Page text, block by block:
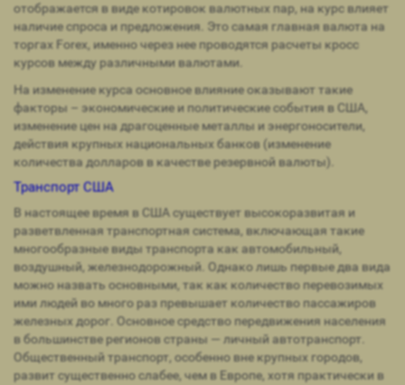
отображается в виде котировок валютных пар, на курс влияет
наличие спроса и предложения. Это самая главная валюта на
торгах Forex, именно через нее проводятся расчеты кросс
курсов между различными валютами.
На изменение курса основное влияние оказывают такие
факторы – экономические и политические события в США,
изменение цен на драгоценные металлы и энергоносители,
действия крупных национальных банков (изменение
количества долларов в качестве резервной валюты).
Транспорт США
В настоящее время в США существует высокоразвитая и
разветвленная транспортная система, включающая такие
многообразные виды транспорта как автомобильный,
воздушный, железнодорожный. Однако лишь первые два вида
можно назвать основными, так как количество перевозимых
ими людей во много раз превышает количество пассажиров
железных дорог. Основное средство передвижения населения
в большинстве регионов страны — личный автотранспорт.
Общественный транспорт, особенно вне крупных городов,
развит существенно слабее, чем в Европе, хотя практически в